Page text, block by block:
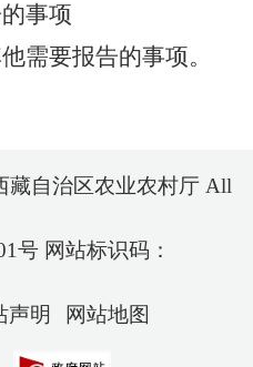
事项
需要报告的事项。
藏自治区农业农村厅 All
号 网站标识码：
声明 网站地图